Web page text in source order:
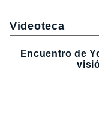
Videoteca
Encuentro de